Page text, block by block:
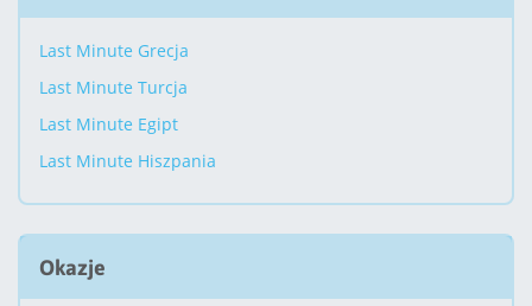
Last Minute Grecja
Last Minute Turcja
Last Minute Egipt
Last Minute Hiszpania
Okazje